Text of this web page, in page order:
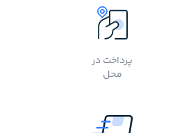
پرداخت در
محل